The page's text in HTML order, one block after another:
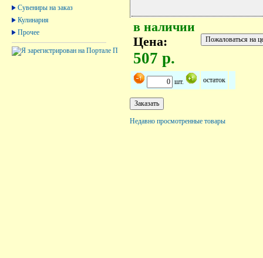
Сувениры на заказ
Кулинария
Прочее
в наличии
Цена:
507 р.
шт. остаток
Недавно просмотренные товары